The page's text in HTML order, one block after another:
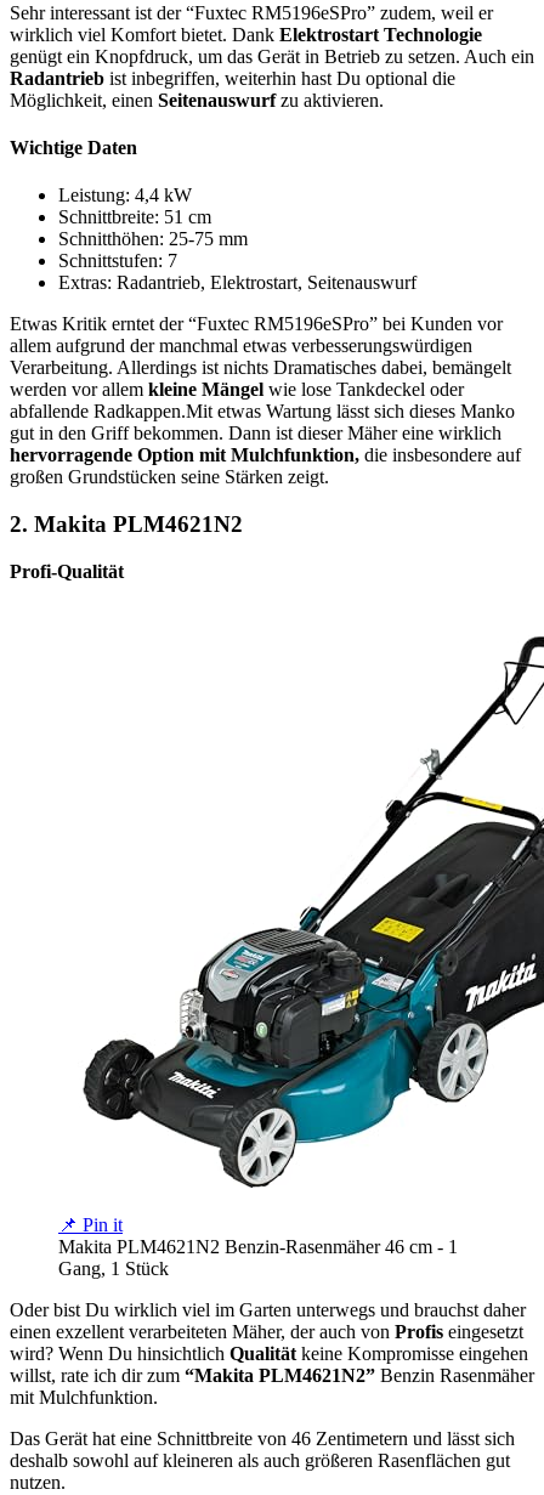
Sehr interessant ist der “Fuxtec RM5196eSPro” zudem, weil er
wirklich viel Komfort bietet. Dank Elektrostart Technologie
genügt ein Knopfdruck, um das Gerät in Betrieb zu setzen. Auch ein
Radantrieb ist inbegriffen, weiterhin hast Du optional die
Möglichkeit, einen Seitenauswurfzu aktivieren.
Wichtige Daten
Leistung: 4,4 kW
Schnittbreite: 51 cm
Schnitthöhen: 25-75 mm
Schnittstufen: 7
Extras: Radantrieb, Elektrostart, Seitenauswurf
Etwas Kritik erntet der “Fuxtec RM5196eSPro” bei Kunden vor
allem aufgrund der manchmal etwas verbesserungswürdigen
Verarbeitung. Allerdings ist nichts Dramatisches dabei, bemängelt
werden vor allem kleine Mängel wie lose Tankdeckel oder
abfallende Radkappen.Mit etwas Wartung lässt sich dieses Manko
gut in den Griff bekommen. Dann ist dieser Mäher eine wirklich
hervorragende Option mit Mulchfunktion, die insbesondere auf
großen Grundstücken seine Stärken zeigt.
2. Makita PLM4621N2
Profi-Qualität
📌 Pin it
Makita PLM4621N2 Benzin-Rasenmäher 46 cm - 1
Gang, 1 Stück
Oder bist Du wirklich viel im Garten unterwegs und brauchst daher
einen exzellent verarbeiteten Mäher, der auch von Profis eingesetzt
wird? Wenn Du hinsichtlich Qualität keine Kompromisse eingehen
willst, rate ich dir zum “Makita PLM4621N2” Benzin Rasenmäher
mit Mulchfunktion.
Das Gerät hat eine Schnittbreite von 46 Zentimetern und lässt sich
deshalb sowohl auf kleineren als auch größeren Rasenflächen gut
nutzen.